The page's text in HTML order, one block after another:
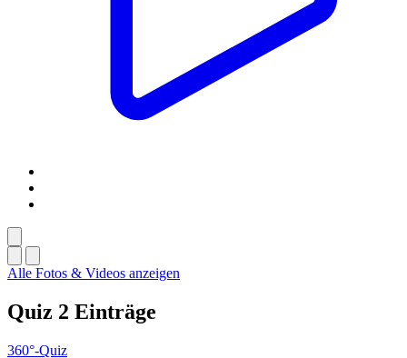
Alle Fotos & Videos anzeigen
Quiz 2 Einträge
360°-Quiz